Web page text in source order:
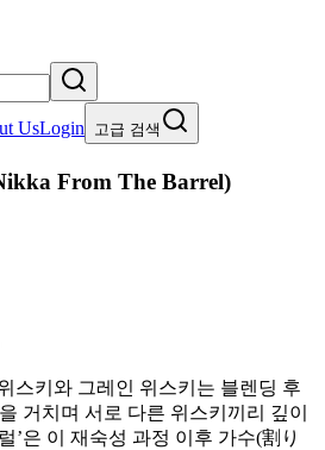
UsLogin 고급 검색
From The Barrel)
스키와 그레인 위스키는 블렌딩 후
거치며 서로 다른 위스키끼리 깊이
’은 이 재숙성 과정 이후 가수(割り